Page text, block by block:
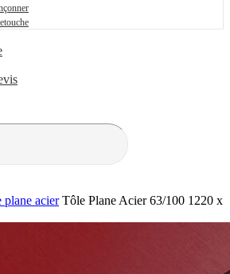
plane acier Tôle Plane Acier 63/100 1220 x